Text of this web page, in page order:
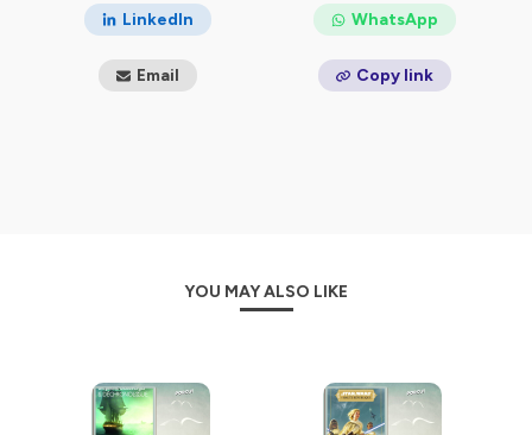
Si ça se lit, c'est un livre (on est en train de débattre
sur les notices d'utilisations, nous ne sommes pas
Label Podcut
LinkedIn WhatsApp
Email Copy link
YOU MAY ALSO LIKE